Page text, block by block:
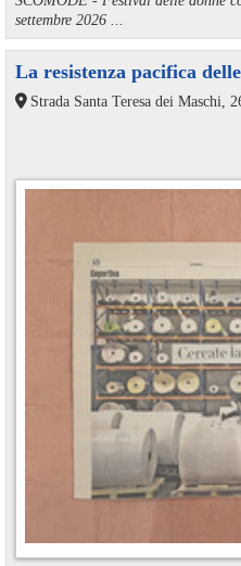
settembre 2026 ...
La resistenza pacifica
Strada Santa Teresa dei Maschi,